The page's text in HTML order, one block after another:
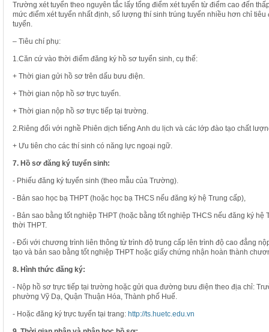
Trường xét tuyển theo nguyên tắc lấy tổng điểm xét tuyển từ điểm cao đến
mức điểm xét tuyển nhất định, số lượng thí sinh trúng tuyển nhiều hơn chỉ
tuyển.
– Tiêu chí phụ:
1.Căn cứ vào thời điểm đăng ký hồ sơ tuyển sinh, cụ thể:
+ Thời gian gửi hồ sơ trên dấu bưu điện.
+ Thời gian nộp hồ sơ trực tuyến.
+ Thời gian nộp hồ sơ trực tiếp tại trường.
2.Riêng đối với nghề Phiên dịch tiếng Anh du lịch và các lớp đào tạo chất
+ Ưu tiên cho các thí sinh có năng lực ngoại ngữ.
7. Hồ sơ đăng ký tuyển sinh:
- Phiếu đăng ký tuyển sinh (theo mẫu của Trường).
- Bản sao học bạ THPT (hoặc học bạ THCS nếu đăng ký hệ Trung cấp),
- Bản sao bằng tốt nghiệp THPT (hoặc bằng tốt nghiệp THCS nếu đăng ký
thời THPT.
- Đối với chương trình liên thông từ trình độ trung cấp lên trình độ cao đẳng
tạo và bản sao bằng tốt nghiệp THPT hoặc giấy chứng nhận hoàn thành
8. Hình thức đăng ký:
- Nộp hồ sơ trực tiếp tại trường hoặc gửi qua đường bưu điện theo địa chỉ:
phường Vỹ Dạ, Quận Thuận Hóa, Thành phố Huế.
- Hoặc đăng ký trực tuyến tại trang: http://ts.huetc.edu.vn